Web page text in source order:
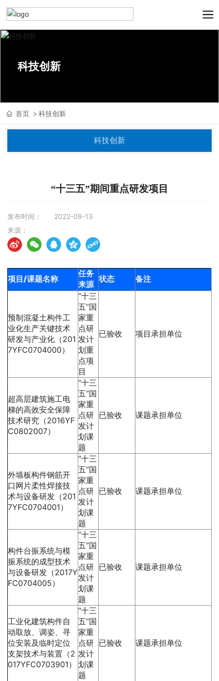
科技创新
首页 科技创新
科技创新
“十三五”期间重点研发项目
发布时间：
2022-09-13
来源：
项目/课题名称
任务
来源
状态 备注
预制混凝土构件工
业化生产关键技术
研发与产业化（201
7YFC0704000）
“十三
五”国
家重
点研
发计
划重
点项
目
已验收 项目承担单位
超高层建筑施工电
梯的高效安全保障
技术研究（2016YF
C0802007）
“十三
五”国
家重
点研
发计
划课
题
已验收 课题承担单位
外墙板构件钢筋开
口网片柔性焊接技
术与设备研发（201
7YFC0704001）
“十三
五”国
家重
点研
发计
划课
题
已验收 课题承担单位
构件台振系统与模
振系统的成型技术
与设备研发（2017Y
FC0704005）
“十三
五”国
家重
点研
发计
划课
题
已验收 课题承担单位
工业化建筑构件自
动取放、调姿、寻
位安装及临时定位
支架技术与装置（2
017YFC0703901）
“十三
五”国
家重
点研
发计
划课
题
已验收 课题承担单位